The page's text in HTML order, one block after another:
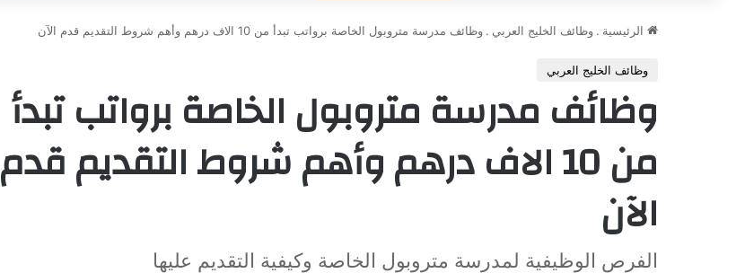
الرئيسية . وظائف الخليج العربي . وظائف مدرسة متروبول الخاصة برواتب تبدأ من 10 الاف درهم وأهم شروط التقديم قدم الآن
وظائف الخليج العربي
وظائف مدرسة متروبول الخاصة برواتب تبدأ
من 10 الاف درهم وأهم شروط التقديم قدم
الآن
الفرص الوظيفية لمدرسة متروبول الخاصة وكيفية التقديم عليها